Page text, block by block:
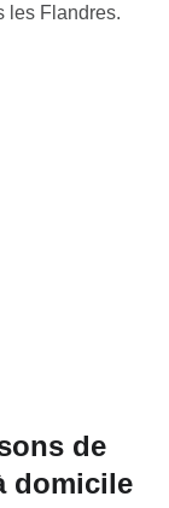
les Flandres.
de
domicile